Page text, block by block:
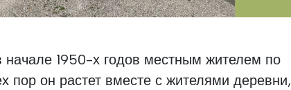
1950-х годов местным жителем по
пор он растет вместе с жителями деревни,